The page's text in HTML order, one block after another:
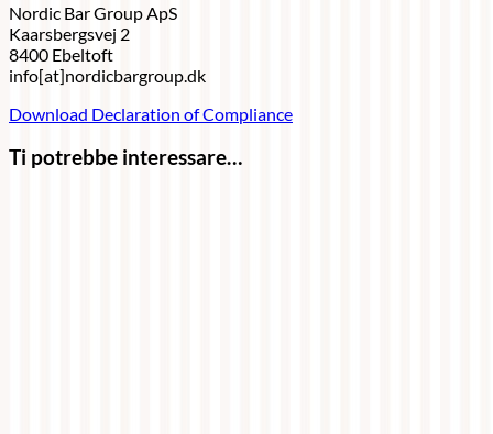
Nordic Bar Group ApS
Kaarsbergsvej 2
8400 Ebeltoft
info[at]nordicbargroup.dk
Download Declaration of Compliance
Ti potrebbe interessare…